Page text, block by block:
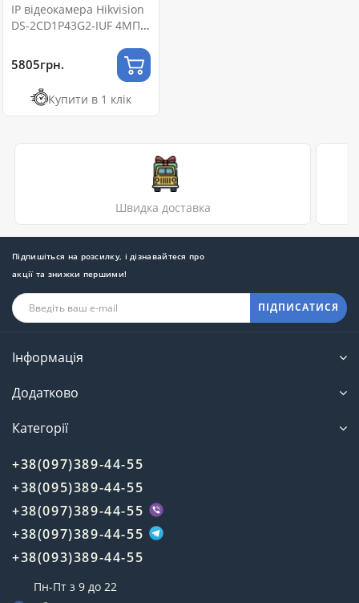
IP відеокамера Hikvision
DS-2CD1P43G2-IUF 4МП
5805грн.
Купити в 1 клік
Швидка доставка
Підпишіться на розсилку, і дізнавайтеся про
акції та знижки першими!
ПІДПИСАТИСЯ
Інформація
Додатково
Категорії
+38(097)389-44-55
+38(095)389-44-55
+38(097)389-44-55
+38(097)389-44-55
+38(093)389-44-55
Пн-Пт з 9 до 22